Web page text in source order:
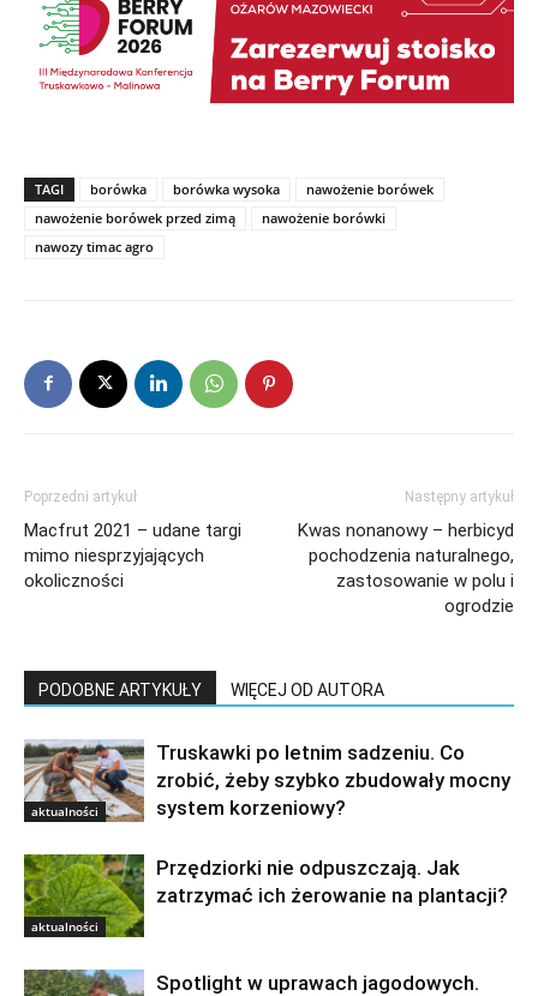
TAGI borówka borówka wysoka
nawożenie borówek
nawożenie borówek przed zimą
nawożenie borówki
nawozy timac agro
Poprzedni artykuł
Macfrut 2021 – udane targi
mimo niesprzyjających
okoliczności
Następny artykuł
Kwas nonanowy – herbicyd
pochodzenia naturalnego,
zastosowanie w polu i
ogrodzie
PODOBNE ARTYKUŁY WIĘCEJ OD AUTORA
aktualności
Truskawki po letnim sadzeniu. Co
zrobić, żeby szybko zbudowały mocny
system korzeniowy?
aktualności
Przędziorki nie odpuszczają. Jak
zatrzymać ich żerowanie na plantacji?
Spotlight w uprawach jagodowych.